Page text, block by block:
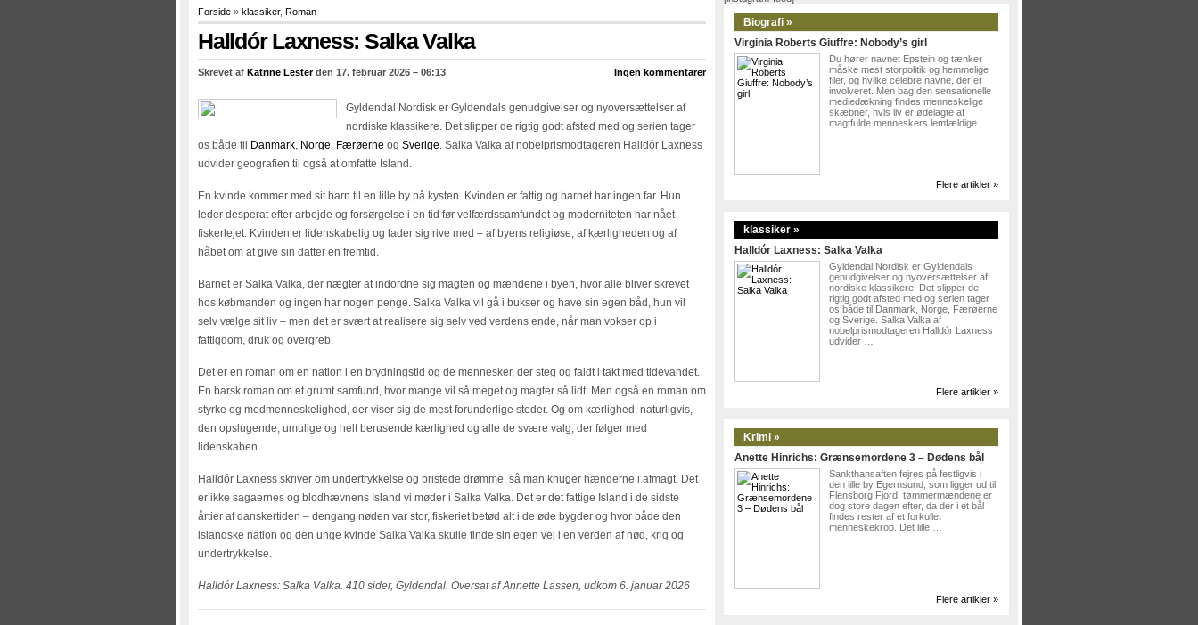
Forside » klassiker, Roman
Halldór Laxness: Salka Valka
Skrevet af Katrine Lesterden 17. februar 2026 – 06:13 Ingen kommentarer
Gyldendal Nordisk er Gyldendals genudgivelser og nyoversættelser af
nordiske klassikere. Det slipper de rigtig godt afsted med og serien tager
os både til
Danmark, Norge, Færøerne og Sverige. Salka Valka af nobelprismodtageren Halldór Laxness
udvider geografien til også at omfatte Island.
En kvinde kommer med sit barn til en lille by på kysten. Kvinden er fattig og barnet har ingen far. Hun
leder desperat efter arbejde og forsørgelse i en tid før velfærdssamfundet og moderniteten har nået
fiskerlejet. Kvinden er lidenskabelig og lader sig rive med – af byens religiøse, af kærligheden og af
håbet om at give sin datter en fremtid.
Barnet er Salka Valka, der nægter at indordne sig magten og mændene i byen, hvor alle bliver skrevet
hos købmanden og ingen har nogen penge. Salka Valka vil gå i bukser og have sin egen båd, hun vil
selv vælge sit liv – men det er svært at realisere sig selv ved verdens ende, når man vokser op i
fattigdom, druk og overgreb.
Det er en roman om en nation i en brydningstid og de mennesker, der steg og faldt i takt med tidevandet.
En barsk roman om et grumt samfund, hvor mange vil så meget og magter så lidt. Men også en roman om
styrke og medmenneskelighed, der viser sig de mest forunderlige steder. Og om kærlighed, naturligvis,
den opslugende, umulige og helt berusende kærlighed og alle de svære valg, der følger med
lidenskaben.
Halldór Laxness skriver om undertrykkelse og bristede drømme, så man knuger hænderne i afmagt. Det
er ikke sagaernes og blodhævnens Island vi møder i Salka Valka. Det er det fattige Island i de sidste
årtier af danskertiden – dengang nøden var stor, fiskeriet betød alt i de øde bygder og hvor både den
islandske nation og den unge kvinde Salka Valka skulle finde sin egen vej i en verden af nød, krig og
undertrykkelse.
Halldór Laxness: Salka Valka. 410 sider, Gyldendal. Oversat af Annette Lassen, udkom 6. januar 2026
Biografi »
Virginia Roberts Giuffre: Nobody’s girl
Du hører navnet Epstein og tænker
måske mest storpolitik og hemmelige
filer, og hvilke celebre navne, der er
involveret. Men bag den sensationelle
mediedækning findes menneskelige
skæbner, hvis liv er ødelagte af
magtfulde menneskers lemfældige …
Flere artikler »
klassiker »
Halldór Laxness: Salka Valka
Gyldendal Nordisk er Gyldendals
genudgivelser og nyoversættelser af
nordiske klassikere. Det slipper de
rigtig godt afsted med og serien tager
os både til Danmark, Norge, Færøerne
og Sverige. Salka Valka af
nobelprismodtageren Halldór Laxness
udvider …
Flere artikler »
Krimi »
Anette Hinrichs: Grænsemordene 3 – Dødens bål
Sankthansaften fejres på festligvis i
den lille by Egernsund, som ligger ud til
Flensborg Fjord, tømmermændene er
dog store dagen efter, da der i et bål
findes rester af et forkullet
menneskekrop. Det lille …
Flere artikler »